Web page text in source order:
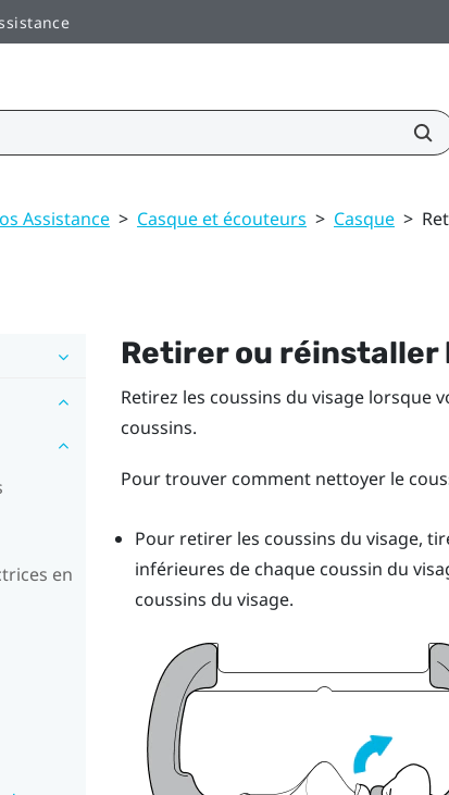
Assistance > Casque et écouteurs > Casque >
en
Retirer ou réinstaller
Retirez les coussins du visage lorsque
coussins.
Pour trouver comment nettoyer le
Pour retirer les coussins du visage,
inférieures de chaque coussin du
coussins du visage.